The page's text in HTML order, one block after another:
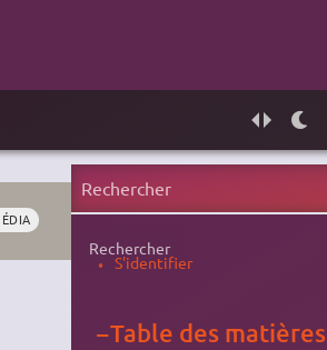
Rechercher
S'identifier
−Table des matières